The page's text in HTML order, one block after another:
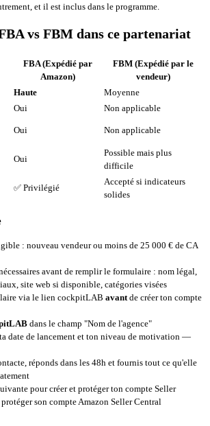
et il est inclus dans le programme.
vs FBM dans ce partenariat
FBA (Expédié par
Amazon)
FBM (Expédié par le
vendeur)
Haute
Moyenne
Oui
Non applicable
Oui Non applicable
Oui
Possible mais plus
difficile
✅ Privilégié
Accepté si indicateurs
solides
: nouveau vendeur ou moins de 25 000 € de CA
avant de remplir le formulaire : nom légal,
site web si disponible, catégories visées
via le lien cockpitLAB avantde créer ton compte
dans le champ "Nom de l'agence"
date de lancement et ton niveau de motivation —
réponds dans les 48h et fournis tout ce qu'elle
pour créer et protéger ton compte Seller
protéger son compte Amazon Seller Central